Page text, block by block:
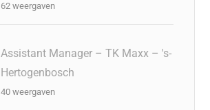
62 weergaven
Assistant Manager – TK Maxx – 's-
Hertogenbosch
40 weergaven